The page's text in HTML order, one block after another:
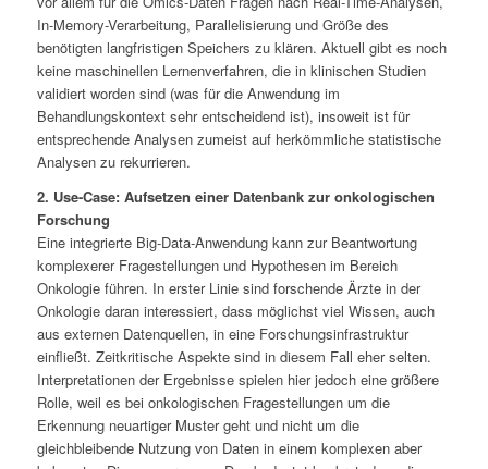
In-Memory-Verarbeitung, Parallelisierung und Größe des
benötigten langfristigen Speichers zu klären. Aktuell gibt es noch
keine maschinellen Lernenverfahren, die in klinischen Studien
validiert worden sind (was für die Anwendung im
Behandlungskontext sehr entscheidend ist), insoweit ist für
entsprechende Analysen zumeist auf herkömmliche statistische
Analysen zu rekurrieren.
2. Use-Case: Aufsetzen einer Datenbank zur onkologischen
Forschung
Eine integrierte Big-Data-Anwendung kann zur Beantwortung
komplexerer Fragestellungen und Hypothesen im Bereich
Onkologie führen. In erster Linie sind forschende Ärzte in der
Onkologie daran interessiert, dass möglichst viel Wissen, auch
aus externen Datenquellen, in eine Forschungsinfrastruktur
einfließt. Zeitkritische Aspekte sind in diesem Fall eher selten.
Interpretationen der Ergebnisse spielen hier jedoch eine größere
Rolle, weil es bei onkologischen Fragestellungen um die
Erkennung neuartiger Muster geht und nicht um die
gleichbleibende Nutzung von Daten in einem komplexen aber